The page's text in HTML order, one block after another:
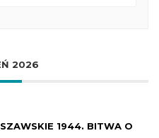
2026
1944. BITWA O